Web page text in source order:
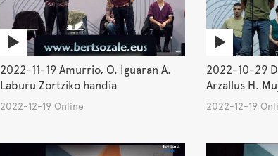
2022-11-19 Amurrio, O. Iguaran A.
Laburu Zortziko handia
2022-12-19 Online
2022-10-29
Arzallus H.
2022-12-19